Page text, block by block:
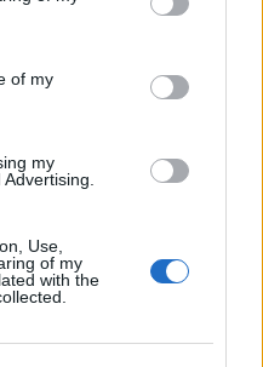
of my
my
Use,
of my
with the